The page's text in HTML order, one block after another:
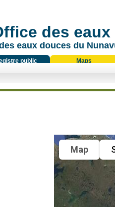
des
eaux douces du
public Maps
Map